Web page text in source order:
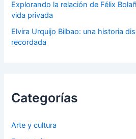
Explorando la relación de Félix
vida privada
Elvira Urquijo Bilbao: una historia
recordada
Categorías
Arte y cultura